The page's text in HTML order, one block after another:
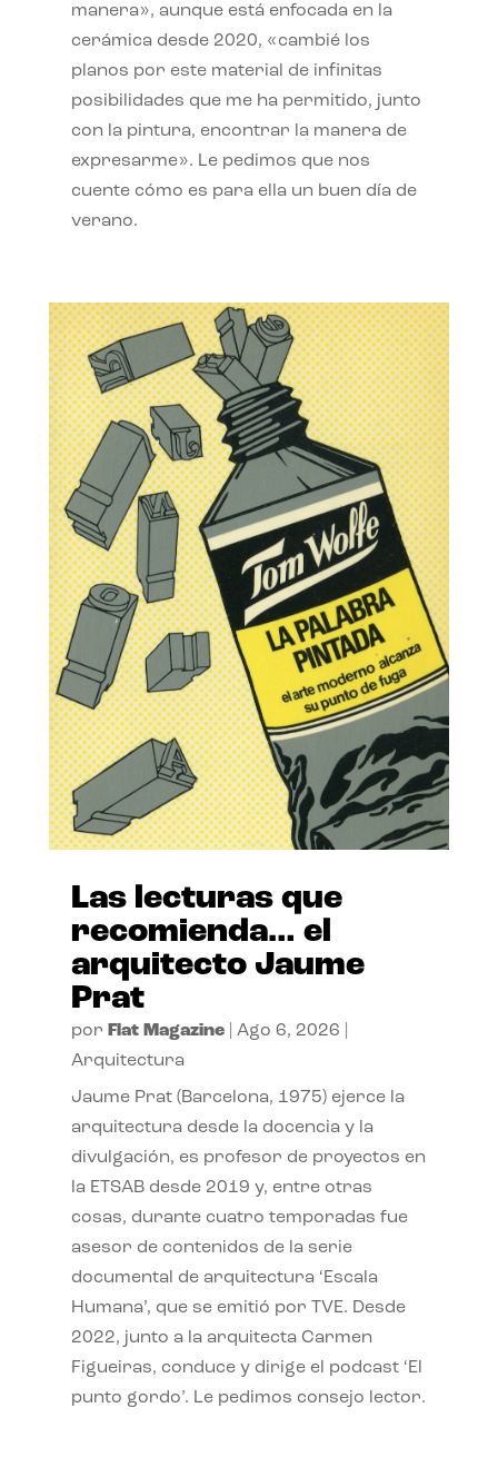
manera», aunque está enfocada en la
cerámica desde 2020, «cambié los
planos por este material de infinitas
posibilidades que me ha permitido, junto
con la pintura, encontrar la manera de
expresarme». Le pedimos que nos
cuente cómo es para ella un buen día de
verano.
Las lecturas que
recomienda… el
arquitecto Jaume
Prat
por Flat Magazine| Ago 6, 2026
Arquitectura
Jaume Prat (Barcelona, 1975) ejerce la
arquitectura desde la docencia y la
divulgación, es profesor de proyectos en
la ETSAB desde 2019 y, entre otras
cosas, durante cuatro temporadas fue
asesor de contenidos de la serie
documental de arquitectura ‘Escala
Humana’, que se emitió por TVE. Desde
2022, junto a la arquitecta Carmen
Figueiras, conduce y dirige el podcast ‘El
punto gordo’. Le pedimos consejo lector.